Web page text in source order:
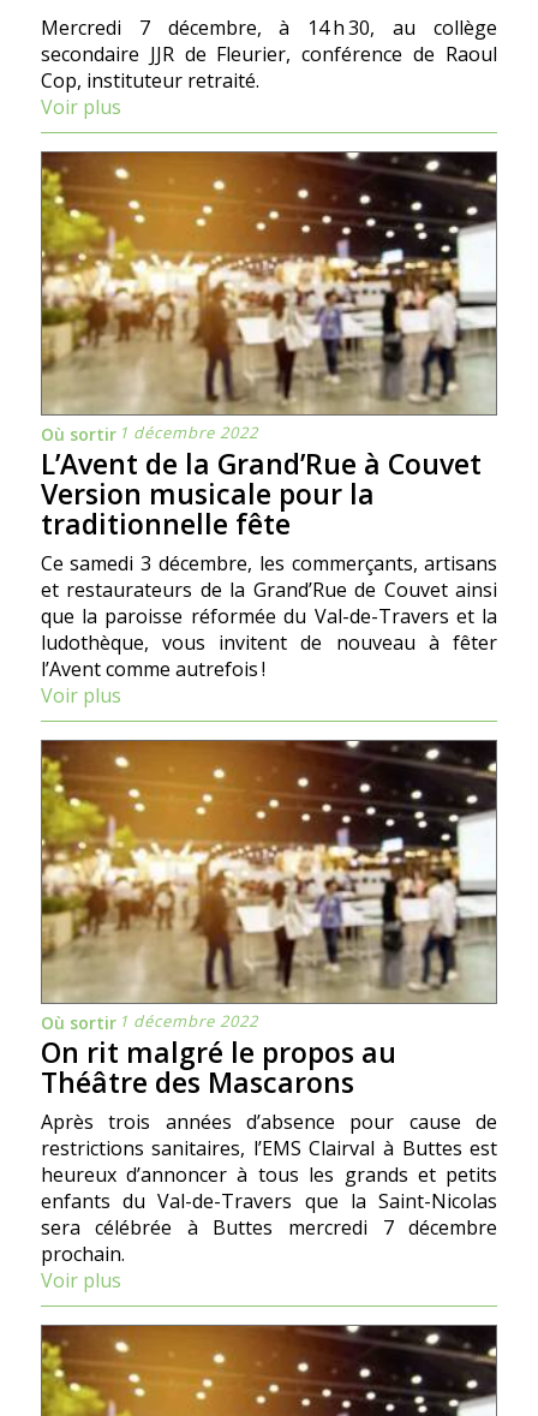
Mercredi 7 décembre, à 14 h 30, au collège
secondaire JJR de Fleurier, conférence de Raoul
Cop, instituteur retraité.
Voir plus
Où sortir 1 décembre 2022
L’Avent de la Grand’Rue à Couvet
Version musicale pour la
traditionnelle fête
Ce samedi 3 décembre, les commerçants, artisans
et restaurateurs de la Grand’Rue de Couvet ainsi
que la paroisse réformée du Val-de-Travers et la
ludothèque, vous invitent de nouveau à fêter
l’Avent comme autrefois !
Voir plus
Où sortir 1 décembre 2022
On rit malgré le propos au
Théâtre des Mascarons
Après trois années d’absence pour cause de
restrictions sanitaires, l’EMS Clairval à Buttes est
heureux d’annoncer à tous les grands et petits
enfants du Val-de-Travers que la Saint-Nicolas
sera célébrée à Buttes mercredi 7 décembre
prochain.
Voir plus